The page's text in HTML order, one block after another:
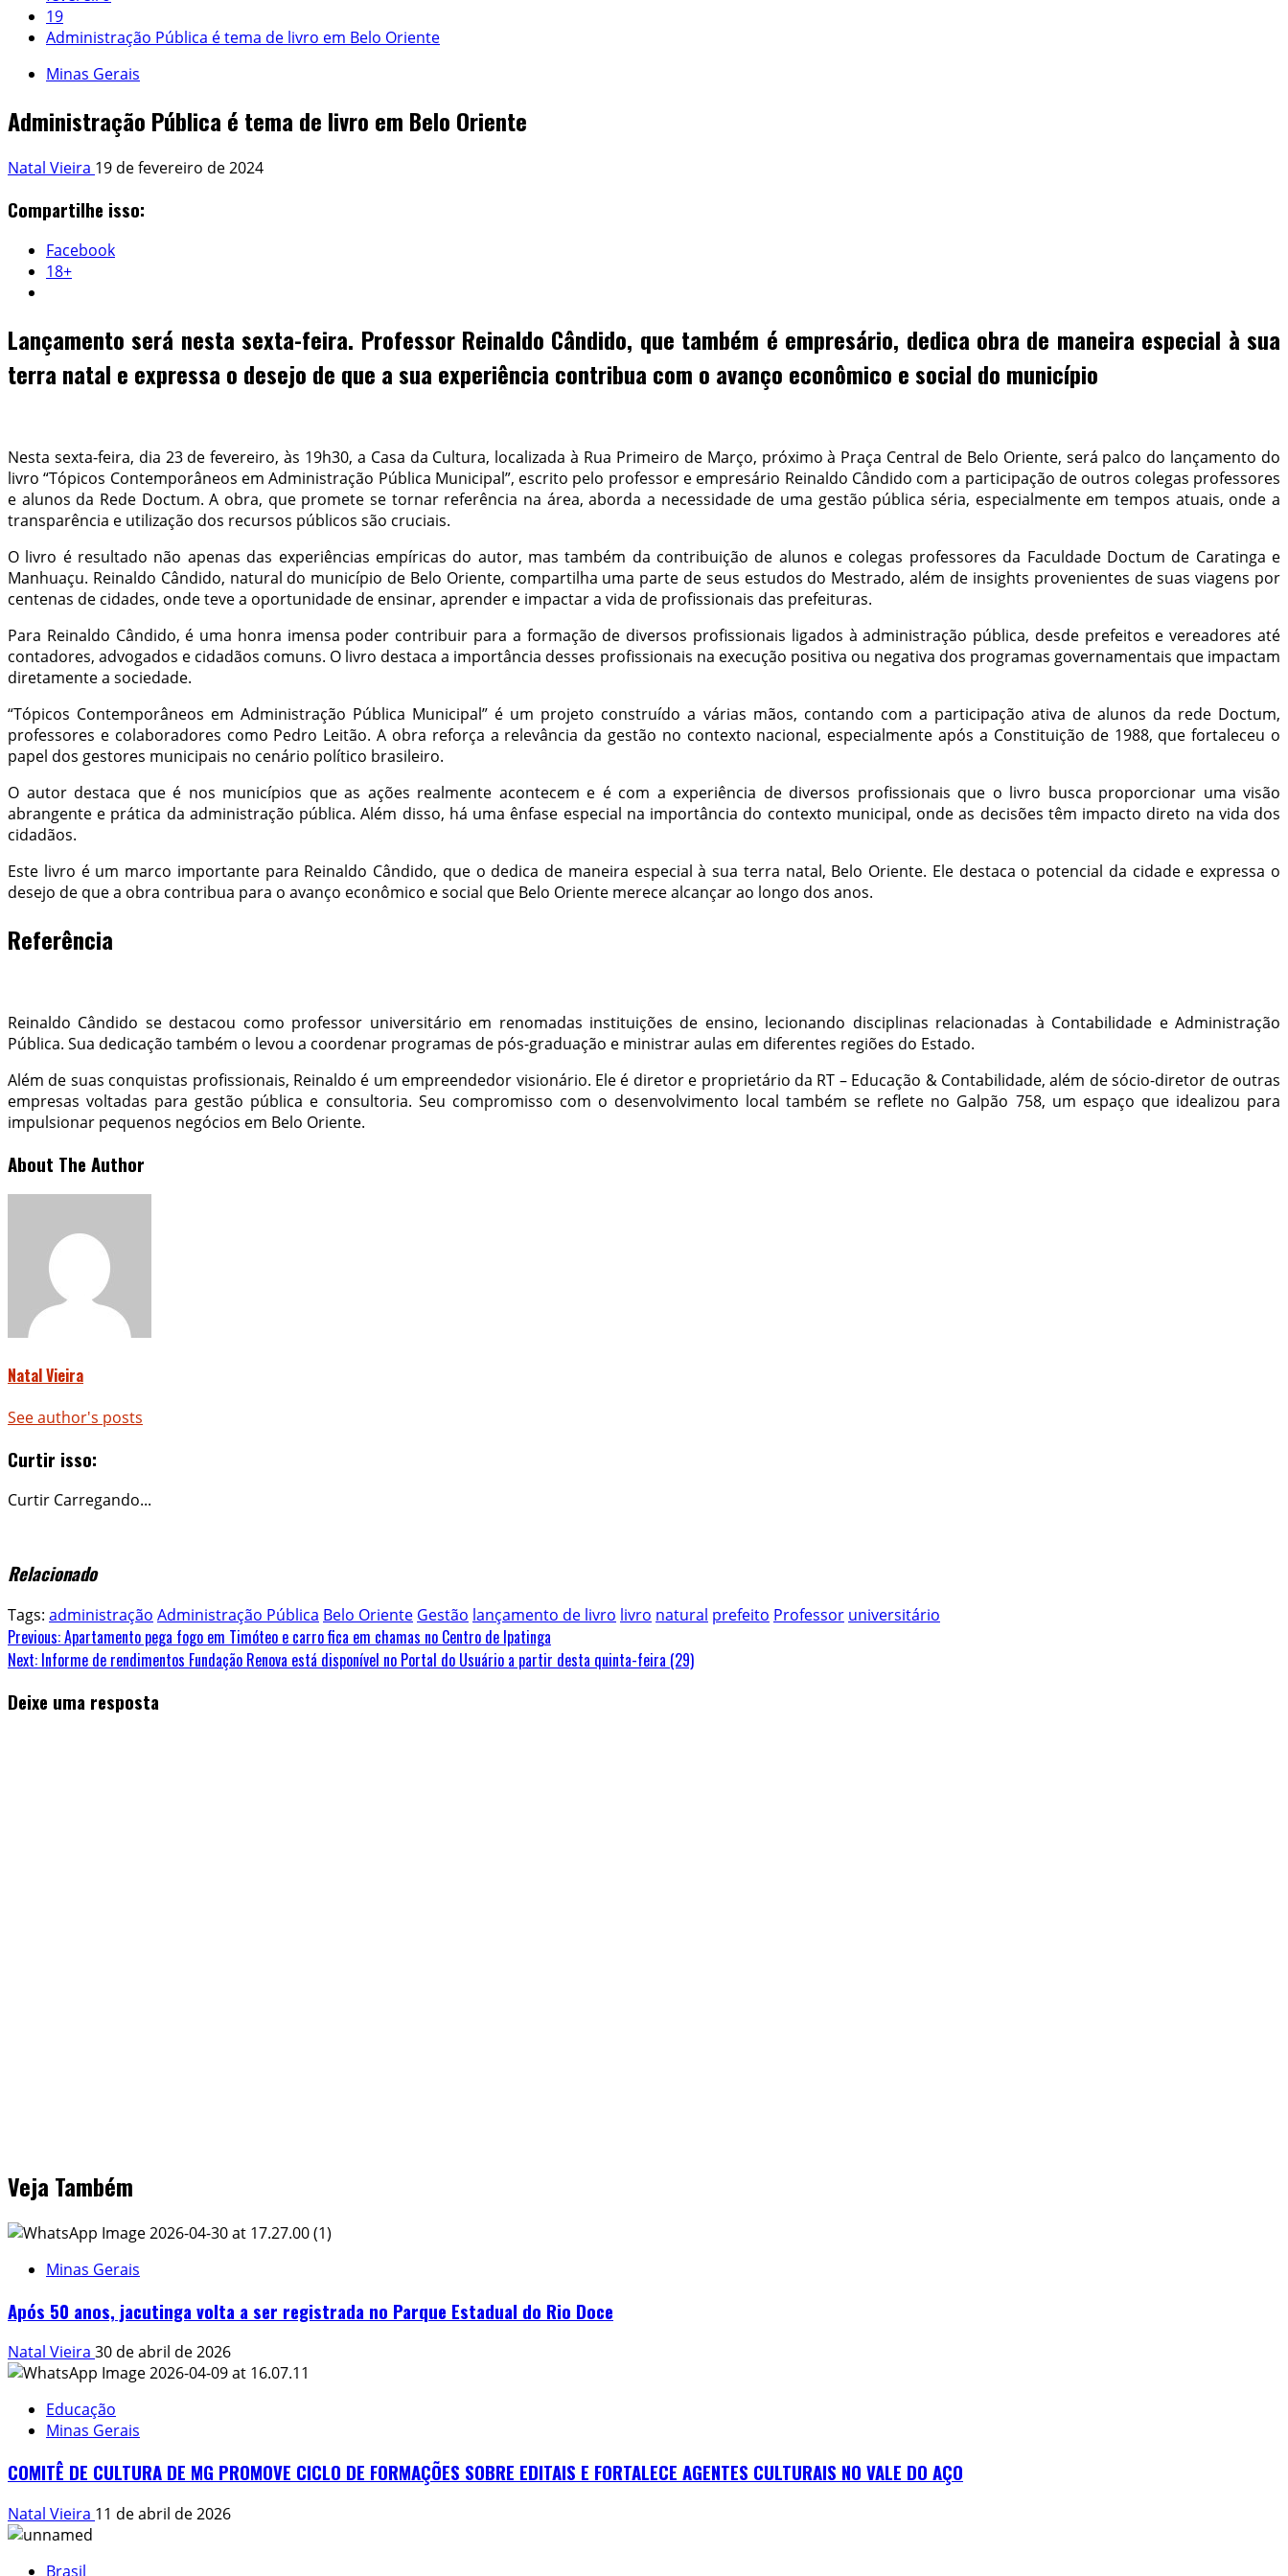
19
Administração Pública é tema de livro em Belo Oriente
Minas Gerais
Administração Pública é tema de livro em Belo Oriente
Natal Vieira 19 de fevereiro de 2024
Compartilhe isso:
Facebook
18+
Lançamento será nesta sexta-feira. Professor Reinaldo Cândido, que também é empresário, dedica obra de maneira especial à sua
terra natal e expressa o desejo de que a sua experiência contribua com o avanço econômico e social do município
Nesta sexta-feira, dia 23 de fevereiro, às 19h30, a Casa da Cultura, localizada à Rua Primeiro de Março, próximo à Praça Central de Belo Oriente, será palco do lançamento do
livro “Tópicos Contemporâneos em Administração Pública Municipal”, escrito pelo professor e empresário Reinaldo Cândido com a participação de outros colegas professores
e alunos da Rede Doctum. A obra, que promete se tornar referência na área, aborda a necessidade de uma gestão pública séria, especialmente em tempos atuais, onde a
transparência e utilização dos recursos públicos são cruciais.
O livro é resultado não apenas das experiências empíricas do autor, mas também da contribuição de alunos e colegas professores da Faculdade Doctum de Caratinga e
Manhuaçu. Reinaldo Cândido, natural do município de Belo Oriente, compartilha uma parte de seus estudos do Mestrado, além de insights provenientes de suas viagens por
centenas de cidades, onde teve a oportunidade de ensinar, aprender e impactar a vida de profissionais das prefeituras.
Para Reinaldo Cândido, é uma honra imensa poder contribuir para a formação de diversos profissionais ligados à administração pública, desde prefeitos e vereadores até
contadores, advogados e cidadãos comuns. O livro destaca a importância desses profissionais na execução positiva ou negativa dos programas governamentais que impactam
diretamente a sociedade.
“Tópicos Contemporâneos em Administração Pública Municipal” é um projeto construído a várias mãos, contando com a participação ativa de alunos da rede Doctum,
professores e colaboradores como Pedro Leitão. A obra reforça a relevância da gestão no contexto nacional, especialmente após a Constituição de 1988, que fortaleceu o
papel dos gestores municipais no cenário político brasileiro.
O autor destaca que é nos municípios que as ações realmente acontecem e é com a experiência de diversos profissionais que o livro busca proporcionar uma visão
abrangente e prática da administração pública. Além disso, há uma ênfase especial na importância do contexto municipal, onde as decisões têm impacto direto na vida dos
cidadãos.
Este livro é um marco importante para Reinaldo Cândido, que o dedica de maneira especial à sua terra natal, Belo Oriente. Ele destaca o potencial da cidade e expressa o
desejo de que a obra contribua para o avanço econômico e social que Belo Oriente merece alcançar ao longo dos anos.
Referência
Reinaldo Cândido se destacou como professor universitário em renomadas instituições de ensino, lecionando disciplinas relacionadas à Contabilidade e Administração
Pública. Sua dedicação também o levou a coordenar programas de pós-graduação e ministrar aulas em diferentes regiões do Estado.
Além de suas conquistas profissionais, Reinaldo é um empreendedor visionário. Ele é diretor e proprietário da RT – Educação & Contabilidade, além de sócio-diretor de outras
empresas voltadas para gestão pública e consultoria. Seu compromisso com o desenvolvimento local também se reflete no Galpão 758, um espaço que idealizou para
impulsionar pequenos negócios em Belo Oriente.
About The Author
Natal Vieira
See author's posts
Curtir isso:
Curtir Carregando...
Relacionado
Tags: administração Administração Pública Belo Oriente Gestão lançamento de livro livro natural prefeito Professor universitário
Continue
Reading
Previous:Apartamento pega fogo em Timóteo e carro fica em chamas no Centro de Ipatinga
Next: Informe de rendimentos Fundação Renova está disponível no Portal do Usuário a partir desta quinta-feira (29)
Deixe uma resposta
Veja Também
Minas Gerais
Após 50 anos, jacutinga volta a ser registrada no Parque Estadual do Rio Doce
Natal Vieira 30 de abril de 2026
Educação
Minas Gerais
COMITÊ DE CULTURA DE MG PROMOVE CICLO DE FORMAÇÕES SOBRE EDITAIS E FORTALECE AGENTES CULTURAIS NO VALE DO AÇO
Natal Vieira 11 de abril de 2026
Brasil